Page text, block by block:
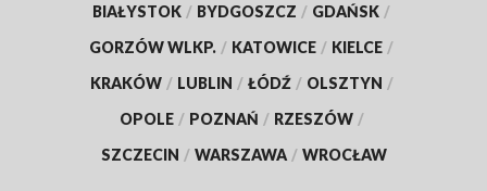
BIAŁYSTOK / BYDGOSZCZ / GDAŃSK /
GORZÓW WLKP. / KATOWICE / KIELCE /
KRAKÓW / LUBLIN / ŁÓDŹ / OLSZTYN /
OPOLE / POZNAŃ / RZESZÓW /
SZCZECIN / WARSZAWA / WROCŁAW